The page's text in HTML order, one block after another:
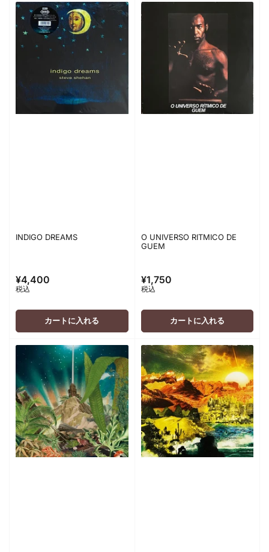
INDIGO DREAMS
通
常
価
¥4,400
税込
カートに入れる
O UNIVERSO RITMICO DE
GUEM
通
常
価
¥1,750
税込
カートに入れる